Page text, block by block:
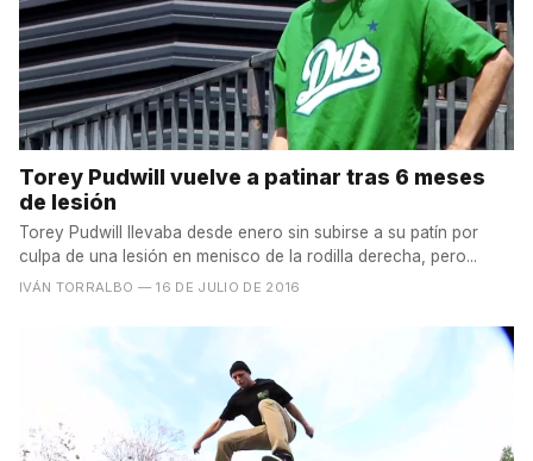
Torey Pudwill vuelve a patinar tras 6 meses
de lesión
Torey Pudwill llevaba desde enero sin subirse a su patín por
culpa de una lesión en menisco de la rodilla derecha, pero...
IVÁN TORRALBO — 16 DE JULIO DE 2016